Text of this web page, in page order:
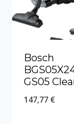
Bosch
GS05
147,77 €